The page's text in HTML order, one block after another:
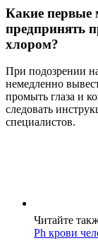
Какие первые
предпринять
хлором?
При подозрении
немедленно
промыть глаза и
следовать
специалистов.
Читайте
Ph крови